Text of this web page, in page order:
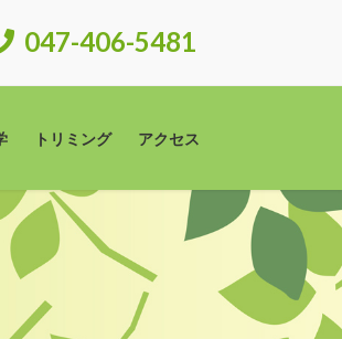
047-406-5481
トリミング アクセス